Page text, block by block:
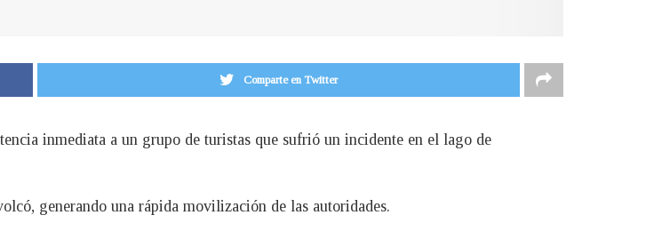
Comparte en Twitter
inmediata a un grupo de turistas que sufrió un incidente en el lago de
generando una rápida movilización de las autoridades.